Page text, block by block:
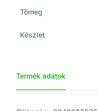
Tömeg
Készlet
Termék adatok